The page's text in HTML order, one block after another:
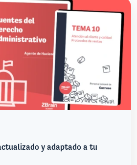
y adaptado a tu